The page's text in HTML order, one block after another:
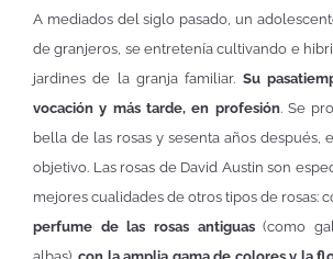
A mediados del siglo pasado, un
de granjeros, se entretenía cultivando e
jardines de la granja familiar. Su
vocación y más tarde, en profesión. Se
bella de las rosas y sesenta años después,
objetivo. Las rosas de David Austin son
mejores cualidades de otros tipos de rosas:
perfume de las rosas antiguas(como